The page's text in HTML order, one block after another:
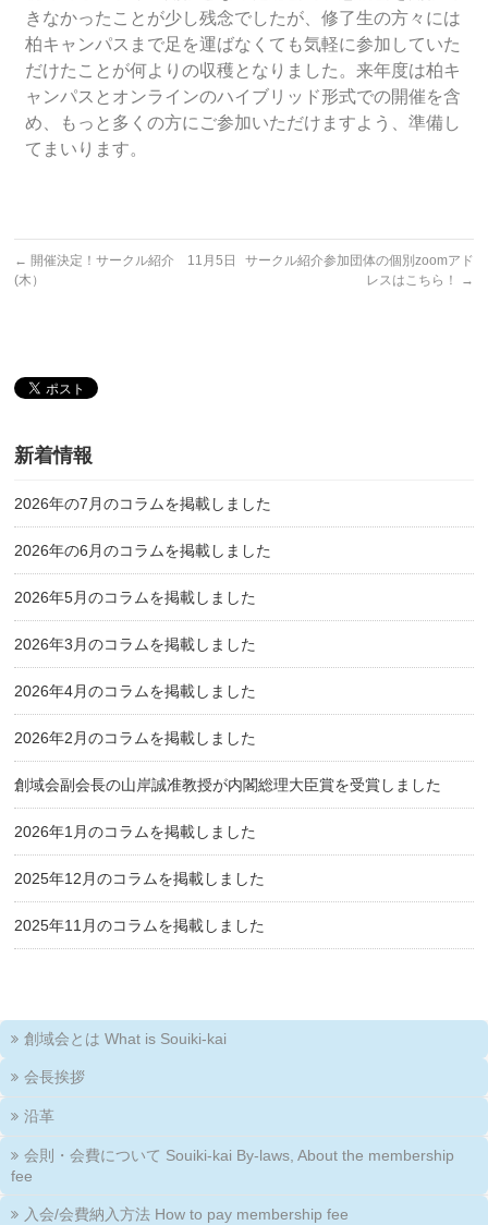
きなかったことが少し残念でしたが、修了生の方々には
柏キャンパスまで足を運ばなくても気軽に参加していた
だけたことが何よりの収穫となりました。来年度は柏キ
ャンパスとオンラインのハイブリッド形式での開催を含
め、もっと多くの方にご参加いただけますよう、準備し
てまいります。
← 開催決定！サークル紹介 11月5日
(木）
サークル紹介参加団体の個別zoomアド
レスはこちら！
→
新着情報
2026年の7月のコラムを掲載しました
2026年の6月のコラムを掲載しました
2026年5月のコラムを掲載しました
2026年3月のコラムを掲載しました
2026年4月のコラムを掲載しました
2026年2月のコラムを掲載しました
創域会副会長の山岸誠准教授が内閣総理大臣賞を受賞しました
2026年1月のコラムを掲載しました
2025年12月のコラムを掲載しました
2025年11月のコラムを掲載しました
創域会とは What is Souiki-kai
会長挨拶
沿革
会則・会費について Souiki-kai By-laws, About the membership
fee
入会/会費納入方法 How to pay membership fee